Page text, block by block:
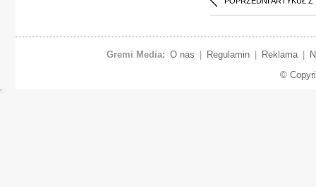
Gremi Media: O nas Regulamin Reklama
©